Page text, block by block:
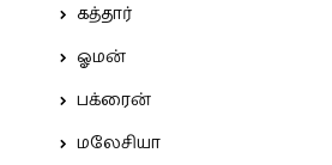
கத்தார்
ஓமன்
பக்ரைன்
மலேசியா